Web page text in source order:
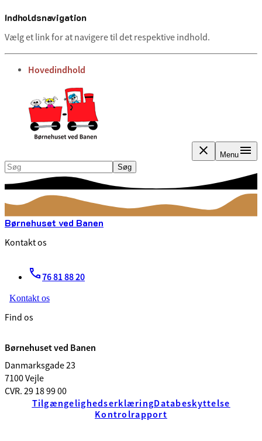
Indholdsnavigation
Vælg et link for at navigere til det respektive indhold.
gå til
Hovedindhold
Menu
Søg Søg
Børnehuset ved Banen
Kontakt os
76 81 88 20
Kontakt os
Find os
Børnehuset ved Banen
Danmarksgade 23
7100 Vejle
CVR. 29 18 99 00
TilgængelighedserklæringDatabeskyttelse
Kontrolrapport